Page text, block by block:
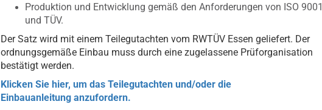
Produktion und Entwicklung gemäß den Anforderungen von ISO 9001
und TÜV.
Der Satz wird mit einem Teilegutachten vom RWTÜV Essen geliefert. Der
ordnungsgemäße Einbau muss durch eine zugelassene Prüforganisation
bestätigt werden.
Klicken Sie hier, um das Teilegutachten und/oder die
Einbauanleitung anzufordern.